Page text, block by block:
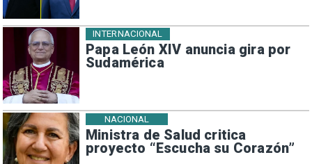
Papa León XIV anuncia gira por
Sudamérica
INTERNACIONAL
Ministra de Salud critica
proyecto “Escucha su Corazón”
NACIONAL